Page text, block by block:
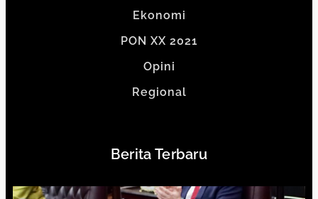
Ekonomi
PON XX 2021
Opini
Regional
Berita Terbaru